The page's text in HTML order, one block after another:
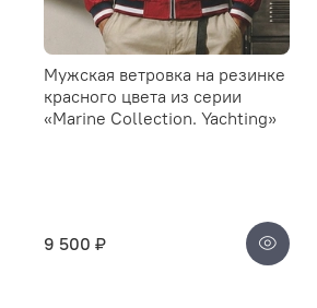
Мужская ветровка на резинке
красного цвета из серии
«Marine Collection. Yachting»
9 500 ₽